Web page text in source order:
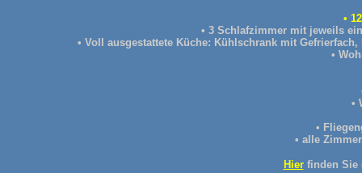
•
• 3 Schlafzimmer mit jeweils
• Voll ausgestattete Küche: Kühlschrank mit
•
•
•
• alle
Hier finden Sie